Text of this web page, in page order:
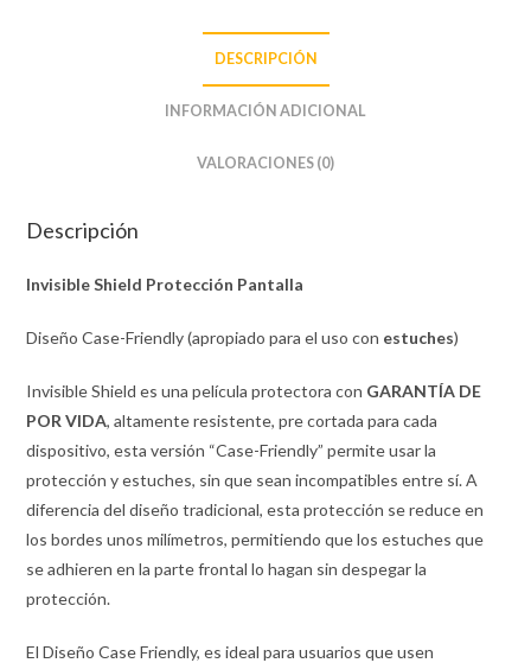
DESCRIPCIÓN
INFORMACIÓN ADICIONAL
VALORACIONES (0)
Descripción
Invisible Shield Protección Pantalla
Diseño Case-Friendly (apropiado para el uso con estuches)
Invisible Shield es una película protectora con GARANTÍA DE
POR VIDA, altamente resistente, pre cortada para cada
dispositivo, esta versión “Case-Friendly” permite usar la
protección y estuches, sin que sean incompatibles entre sí. A
diferencia del diseño tradicional, esta protección se reduce en
los bordes unos milímetros, permitiendo que los estuches que
se adhieren en la parte frontal lo hagan sin despegar la
protección.
El Diseño Case Friendly, es ideal para usuarios que usen